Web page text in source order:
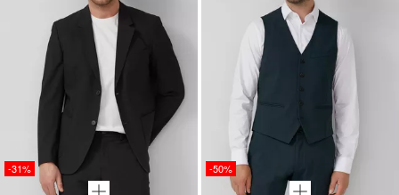
-31% -50%